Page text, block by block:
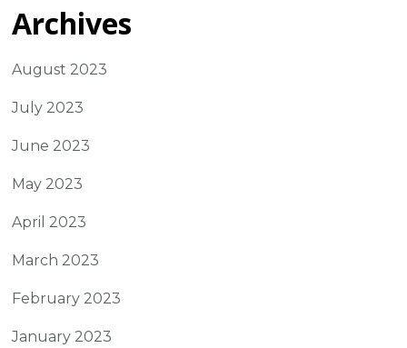
Archives
August 2023
July 2023
June 2023
May 2023
April 2023
March 2023
February 2023
January 2023